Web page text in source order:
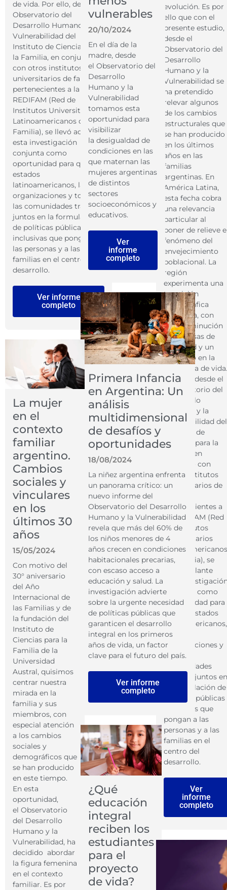
de vida. Por ello, desde el
Observatorio del
Desarrollo Humano y la
Vulnerabilidad del
Instituto de Ciencias para
la Familia, en conjunto
con otros institutos
universitarios de familia,
pertenecientes a la
REDIFAM (Red de
Institutos Universitarios
Latinoamericanos de
Familia), se llevó adelante
esta investigación
conjunta como
oportunidad para que los
estados
latinoamericanos, las
organizaciones y todas
las comunidades trabajen
juntos en la formulación
de políticas públicas
inclusivas que pongan a
las personas y a las
familias en el centro del
desarrollo.
Ver informe
completo
evolución. ​ Es por
ello que con el
presente estudio,
desde el
Observatorio del
Desarrollo
Humano y la
Vulnerabilidad ​se
ha pretendido
relevar algunos
de los cambios
estructurales que
se han producido
en los últimos
años en las
familias
argentinas. En
América Latina,
esta fecha cobra
una relevancia
particular al
poner de relieve
fenómeno del
envejecimiento
poblacional. La
región
experimenta una
transición
demográfica
acelerada, con
una disminución
en las tasas de
natalidad y un
aumento en la
esperanza de vida.
Por ello, desde el
Observatorio del
Desarrollo
Humano y la
Vulnerabilidad del
Instituto de
Ciencias para la
Familia, en
conjunto con
otros institutos
universitarios de
pertenecientes a
la REDIFAM (Red
de Institutos
Universitarios
Latinoamericanos
de Familia), se
llevó adelante
esta
conjunta como
oportunidad para
que los estados
latinoamericanos,
las
organizaciones y
todas las
comunidades
trabajen juntos en
la formulación de
políticas públicas
inclusivas que
pongan a las
personas y a las
familias en el
centro del
desarrollo.
Ver
informe
completo
vulnerables​
20/10/2024
En el día de la
madre, desde
el Observatorio del
Desarrollo
Humano y la
Vulnerabilidad
tomamos esta
oportunidad para
visibilizar
la desigualdad de
condiciones en las
que maternan las
mujeres argentinas
de distintos
sectores
socioeconómicos y
educativos.
Ver
informe
completo
Primera Infancia
en Argentina: Un
análisis
multidimensional
de desafíos y
oportunidades
18/08/2024
La niñez argentina enfrenta
un panorama crítico: un
nuevo informe del
Observatorio del Desarrollo
Humano y la Vulnerabilidad
revela que más del 60% de
los niños menores de 4
años crecen en condiciones
habitacionales precarias,
con escaso acceso a
educación y salud. La
investigación advierte
sobre la urgente necesidad
de políticas públicas que
garanticen el desarrollo
integral en los primeros
años de vida, un factor
clave para el futuro del país.
Ver informe
completo
La mujer
en el
contexto
familiar
argentino.
Cambios
sociales y
vinculares
en los
últimos 30
años
15/05/2024
Con motivo del
30° aniversario
del Año
Internacional de
las Familias y de
la fundación del
Instituto de
Ciencias para la
Familia de la
Universidad
Austral, quisimos
centrar nuestra
mirada en la
familia y sus
miembros, con
especial atención
a los cambios
sociales y
demográficos que
se han producido
en este tiempo.
En esta
oportunidad,
el Observatorio
del Desarrollo
Humano y la
Vulnerabilidad, ha
decidido abordar
la figura femenina
en el contexto
familiar. Es por
¿Qué
educación
integral
reciben los
estudiantes
para el
proyecto
de vida?